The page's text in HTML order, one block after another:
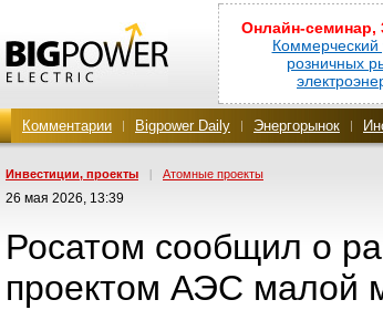
Онлайн-семинар,
Коммерческий
розничных
Комментарии Bigpower Daily Энергорынок
Инвестиции, проекты | Атомные проекты
26 мая 2026, 13:39
Росатом сообщил о
проектом АЭС малой